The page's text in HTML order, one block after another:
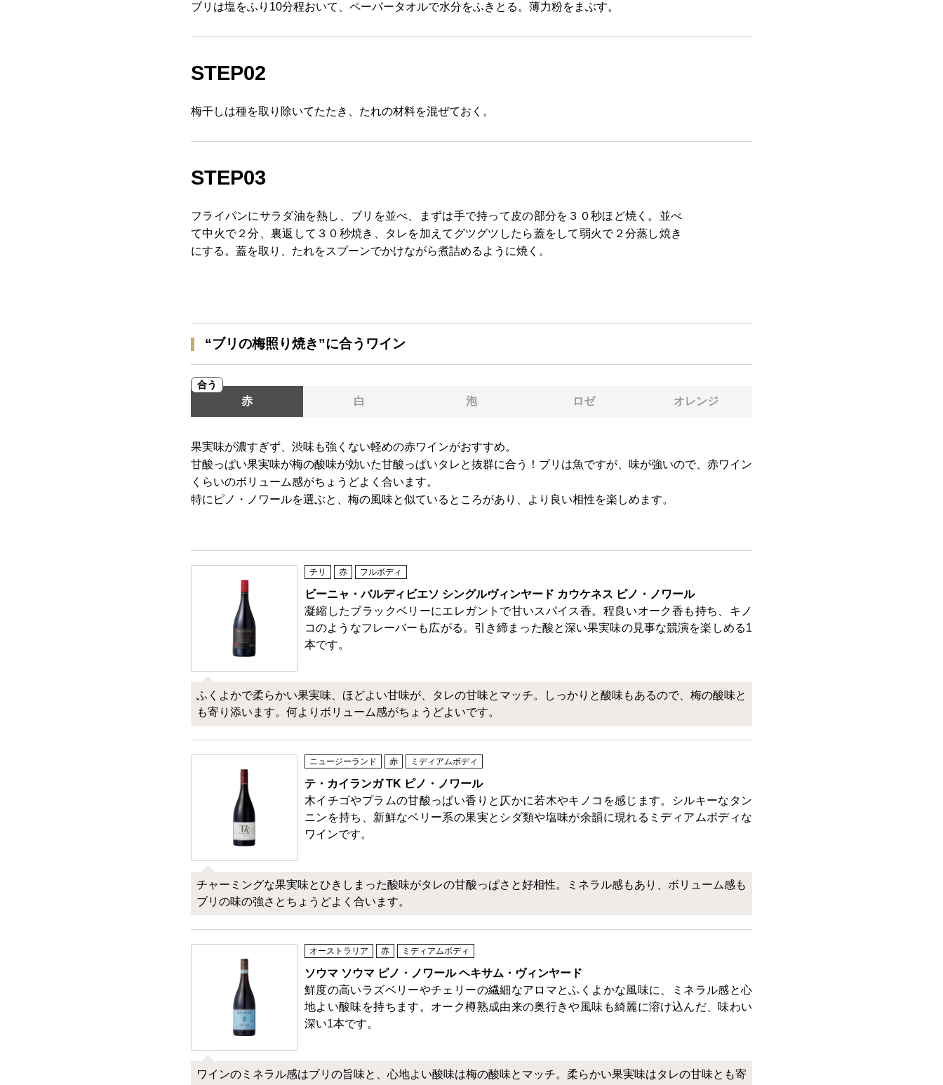
ブリは塩をふり10分程おいて、ペーパータオルで水分をふきとる。薄力粉をまぶす。
STEP02
梅干しは種を取り除いてたたき、たれの材料を混ぜておく。
STEP03
フライパンにサラダ油を熱し、ブリを並べ、まずは手で持って皮の部分を３０秒ほど焼く。並べ
て中火で２分、裏返して３０秒焼き、タレを加えてグツグツしたら蓋をして弱火で２分蒸し焼き
にする。蓋を取り、たれをスプーンでかけながら煮詰めるように焼く。
“ブリの梅照り焼き”に合うワイン
合う
赤 白 泡 ロゼ オレンジ
果実味が濃すぎず、渋味も強くない軽めの赤ワインがおすすめ。
甘酸っぱい果実味が梅の酸味が効いた甘酸っぱいタレと抜群に合う！ブリは魚ですが、味が強いので、赤ワイン
くらいのボリューム感がちょうどよく合います。
特にピノ・ノワールを選ぶと、梅の風味と似ているところがあり、より良い相性を楽しめます。
チリ 赤 フルボディ
ビーニャ・バルディビエソ シングルヴィンヤード カウケネス ピノ・ノワール
凝縮したブラックベリーにエレガントで甘いスパイス香。程良いオーク香も持ち、キノ
コのようなフレーバーも広がる。引き締まった酸と深い果実味の見事な競演を楽しめる1
本です。
ふくよかで柔らかい果実味、ほどよい甘味が、タレの甘味とマッチ。しっかりと酸味もあるので、梅の酸味と
も寄り添います。何よりボリューム感がちょうどよいです。
ニュージーランド 赤 ミディアムボディ
テ・カイランガ TK ピノ・ノワール
木イチゴやプラムの甘酸っぱい香りと仄かに若木やキノコを感じます。シルキーなタン
ニンを持ち、新鮮なベリー系の果実とシダ類や塩味が余韻に現れるミディアムボディな
ワインです。
チャーミングな果実味とひきしまった酸味がタレの甘酸っぱさと好相性。ミネラル感もあり、ボリューム感も
ブリの味の強さとちょうどよく合います。
オーストラリア 赤 ミディアムボディ
ソウマ ソウマ ピノ・ノワール ヘキサム・ヴィンヤード
鮮度の高いラズベリーやチェリーの繊細なアロマとふくよかな風味に、ミネラル感と心
地よい酸味を持ちます。オーク樽熟成由来の奥行きや風味も綺麗に溶け込んだ、味わい
深い1本です。
ワインのミネラル感はブリの旨味と、心地よい酸味は梅の酸味とマッチ。柔らかい果実味はタレの甘味とも寄